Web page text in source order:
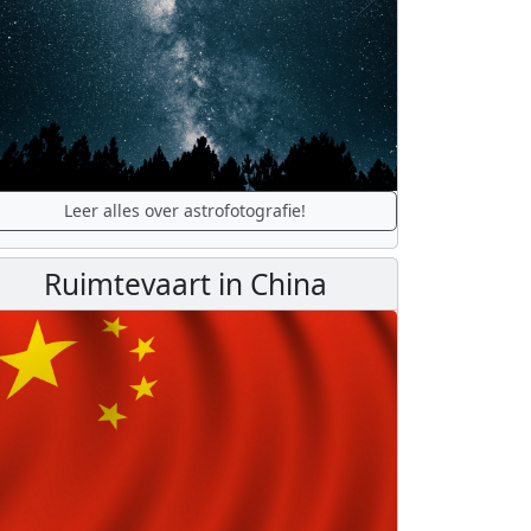
Leer alles over astrofotografie!
Ruimtevaart in China